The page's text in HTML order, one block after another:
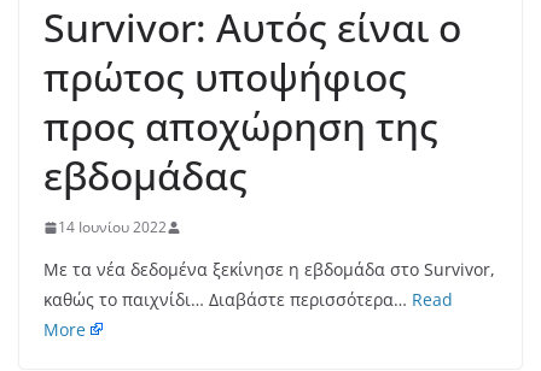
Survivor: Αυτός είναι ο
πρώτος υποψήφιος
προς αποχώρηση της
εβδομάδας
14 Ιουνίου 2022
Με τα νέα δεδομένα ξεκίνησε η εβδομάδα στο Survivor,
καθώς το παιχνίδι… Διαβάστε περισσότερα… Read
More